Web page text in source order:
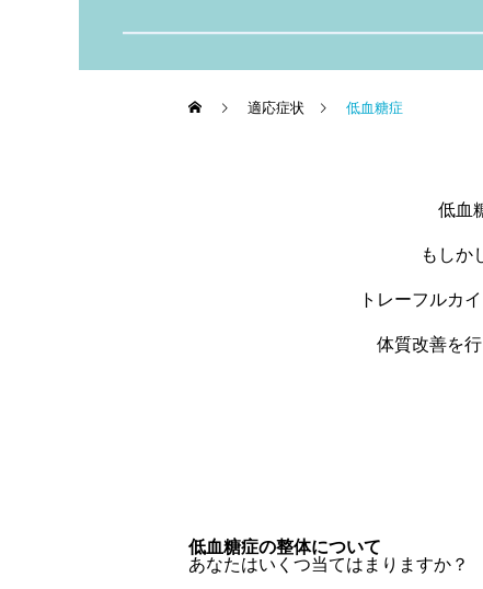
適応症状 低血糖症
低血
もしか
トレーフルカ
体質改善を
低血糖症の整体について
あなたはいくつ当てはまりますか？